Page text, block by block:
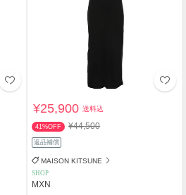
¥25,900送料込
41%OFF ¥44,500
返品補償
MAISON KITSUNE
SHOP
MXN